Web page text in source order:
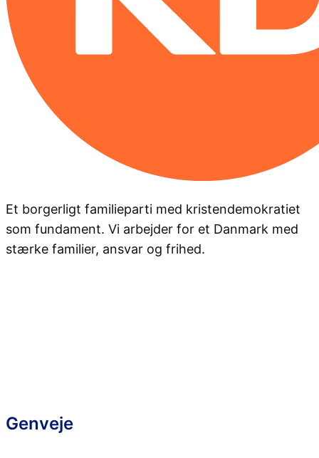
Et borgerligt familieparti med kristendemokratiet
som fundament. Vi arbejder for et Danmark med
stærke familier, ansvar og frihed.
Genveje